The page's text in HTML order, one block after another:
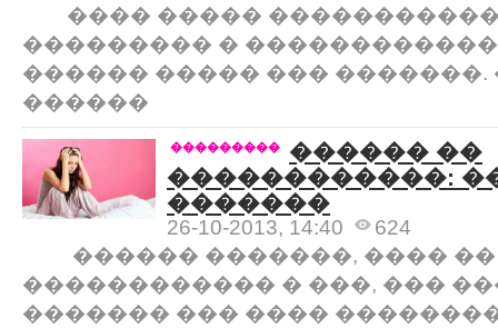
���� �����
��������� �
������ ����� ��� �������.
������
���������
������ ��
������������:
�������
26-10-2013, 14:40
624
������ �������, ���� ��
������������ � ���, ���
������� ��� ����